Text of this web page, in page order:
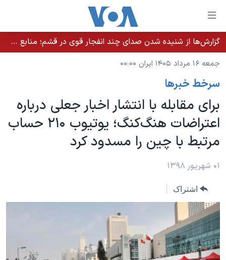
لینکهای
قابل
دسترسی
جهش
محتوای
اصلی
جهش
به
صفحه
جهش
خانه
نسخه سبک وب‌سایت
موضوع ها
ایران
آمریکا
جهان
ورزشی
ویدیوها
فرهنگ و زندگی
حقوق شهروندی
برنامه های تلویزیونی
جدول برنامه ها
صفحه‌های ویژه
جام جهانی ۲۰۲۶
بایگانی برنامه‌های تلویزیونی
مستندها
انتخابات ریاست جمهوری آمریکا ۲۰۲۴
فرکانس‌های صدای آمریکا
پخش رادیویی
یادگیری زبان انگلیسی
دنبال کنید
گزارش‌ها از شنیده شدن صدای چند انفجار قوی در قشم؛ منابع حکومتی می‌گویند درگیری در تنگه هرمز بود
جمعه ۱۶ مرداد ۱۴۰۵ ایران ۰۰:۰۰
سرخط خبرها
برای مقابله با انتشار اخبار جعلی درباره
اعتراضات هنگ‌کنگ؛ یوتیوب ۲۱۰ حساب
مرتبط با چین را مسدود کرد
۰۱ شهریور ۱۳۹۸
اشتراک